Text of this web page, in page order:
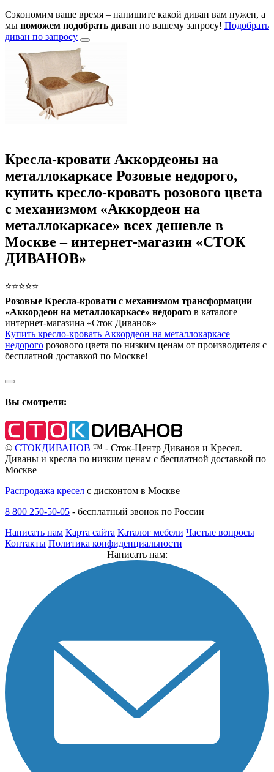
Сэкономим ваше время – напишите какой диван вам нужен, а
мы поможем подобрать диван по вашему запросу! Подобрать
диван по запросу
Кресла-кровати Аккордеоны на
металлокаркасе Розовые недорого,
купить кресло-кровать розового цвета
с механизмом «Аккордеон на
металлокаркасе» всех дешевле в
Москве – интернет-магазин «СТОК
ДИВАНОВ»
⭐⭐⭐⭐⭐
Розовые Кресла-кровати с механизмом трансформации
«Аккордеон на металлокаркасе» недорого в каталоге
интернет-магазина «Сток Диванов»
Купить кресло-кровать Аккордеон на металлокаркасе
недорого розового цвета по низким ценам от производителя с
бесплатной доставкой по Москве!
Вы смотрели:
© СТОКДИВАНОВ ™ - Сток-Центр Диванов и Кресел.
Диваны и кресла по низким ценам с бесплатной доставкой по
Москве
Распродажа кресел с дисконтом в Москве
8 800 250-50-05 - бесплатный звонок по России
Написать нам Карта сайта Каталог мебели Частые вопросы
Контакты Политика конфиденциальности
Написать нам: